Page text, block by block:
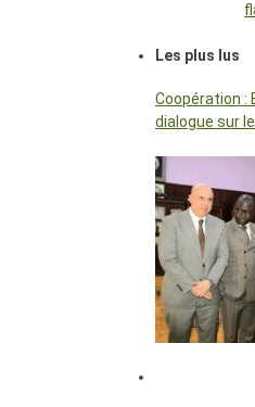
Les plus lus
Coopération :
dialogue sur